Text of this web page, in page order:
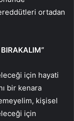
ortadan
için hayati
bir kenara
kişisel
için